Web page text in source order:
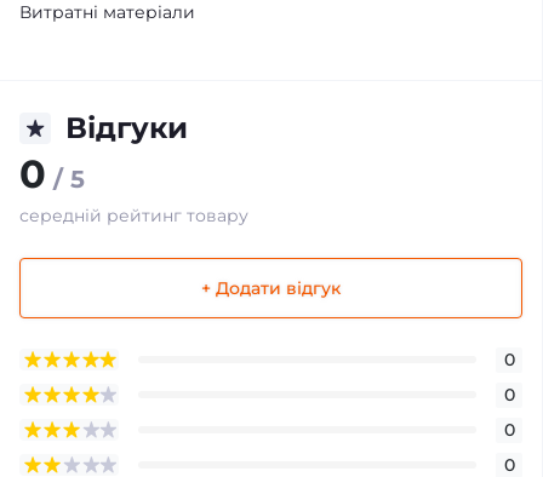
Витратні матеріали
Відгуки
0 / 5
середній рейтинг товару
+ Додати відгук
0
0
0
0